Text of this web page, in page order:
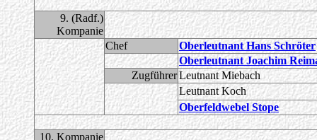
9. (Radf.)
Kompanie
Chef
Oberleutnant Hans Schröter
Oberleutnant Joachim
ZugführerLeutnant Miebach
Leutnant Koch
Oberfeldwebel Stope
10. Kompanie